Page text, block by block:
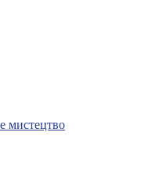
мистецтво